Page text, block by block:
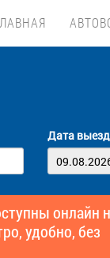
Дата
онлайн
удобно, без